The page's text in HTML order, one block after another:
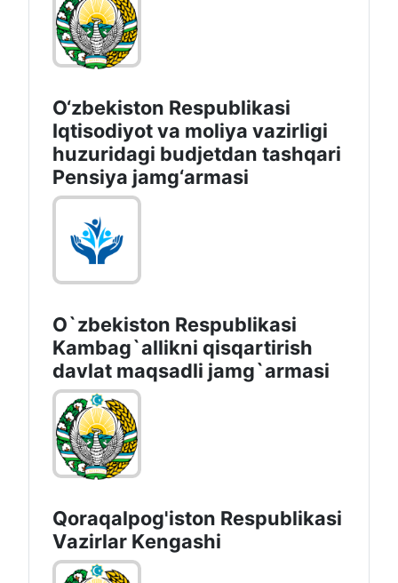
O‘zbekiston Respublikasi
Iqtisodiyot va moliya vazirligi
huzuridagi budjetdan tashqari
Pensiya jamg‘armasi
O`zbekiston Respublikasi
Kambag`allikni qisqartirish
davlat maqsadli jamg`armasi
Qoraqalpog'iston Rеspublikаsi
Vаzirlаr Kеngаshi